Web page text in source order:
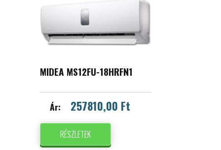
MIDEA MS12FU-18HRFN1
Ár: 257810,00 Ft
RÉSZLETEK